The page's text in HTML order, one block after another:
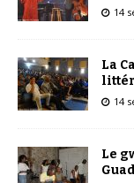
14
La
14
Le